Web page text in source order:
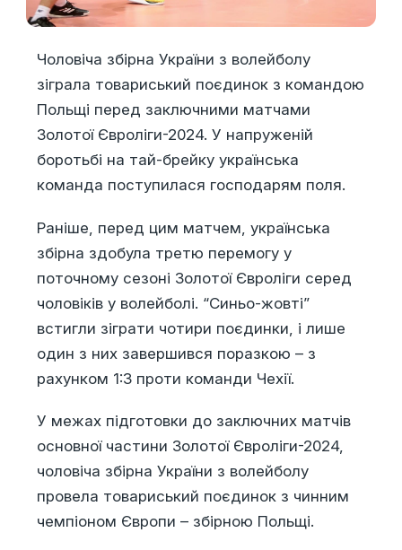
Чоловіча збірна України з волейболу
зіграла товариський поєдинок з командою
Польщі перед заключними матчами
Золотої Євроліги-2024. У напруженій
боротьбі на тай-брейку українська
команда поступилася господарям поля.
Раніше, перед цим матчем, українська
збірна здобула третю перемогу у
поточному сезоні Золотої Євроліги серед
чоловіків у волейболі. “Синьо-жовті”
встигли зіграти чотири поєдинки, і лише
один з них завершився поразкою – з
рахунком 1:3 проти команди Чехії.
У межах підготовки до заключних матчів
основної частини Золотої Євроліги-2024,
чоловіча збірна України з волейболу
провела товариський поєдинок з чинним
чемпіоном Європи – збірною Польщі.